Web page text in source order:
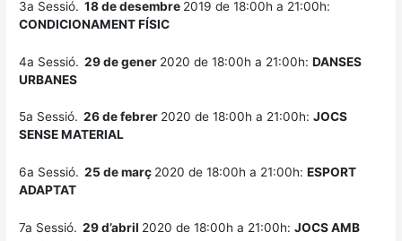
3a Sessió. 18 de desembre 2019 de 18:00h a 21:00h:
CONDICIONAMENT FÍSIC
4a Sessió. 29 de gener 2020 de 18:00h a 21:00h:DANSES
URBANES
5a Sessió. 26 de febrer 2020 de 18:00h a 21:00h:JOCS
SENSE MATERIAL
6a Sessió. 25 de març 2020 de 18:00h a 21:00h:ESPORT
ADAPTAT
7a Sessió. 29 d’abril 2020 de 18:00h a 21:00h:JOCS AMB